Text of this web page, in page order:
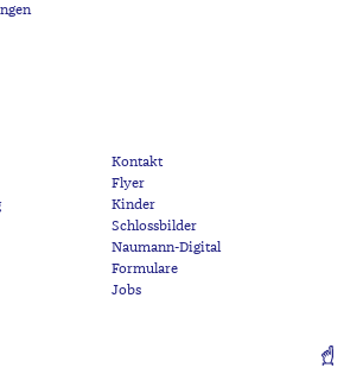
Kontakt
Flyer
Kinder
Schlossbilder
Naumann-Digital
Formulare
Jobs